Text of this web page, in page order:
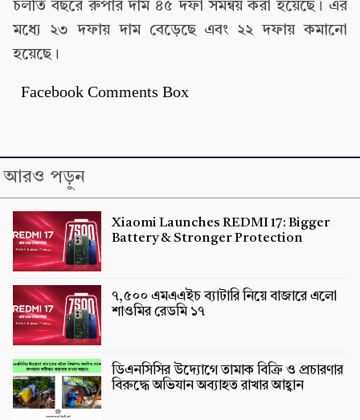
চলতি বছরে রুপার দাম ৪৫ দফা সমন্বয় করা হয়েছে। এর
মধ্যে ২৩ দফায় দাম বেড়েছে এবং ২২ দফায় কমানো
হয়েছে।
Facebook Comments Box
আরও পড়ুন
Xiaomi Launches REDMI 17: Bigger
Battery & Stronger Protection
৭,৫০০ এমএএইচ ব্যাটারি নিয়ে বাজারে এলো
শাওমির রেডমি ১৭
ডিএনসিসির উদ্যোগে তামাক বিক্রি ও প্রচারণার
বিরুদ্ধে অভিযান অব্যাহত রাখার আহ্বান